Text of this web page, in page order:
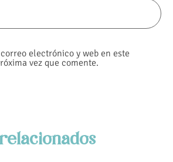
electrónico y web en este
vez que comente.